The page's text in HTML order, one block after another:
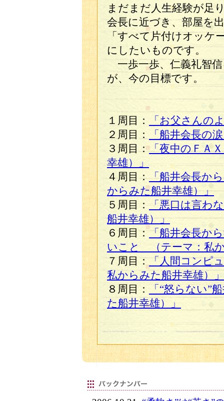
まだまだ人生経験が足
会長に近づき、部屋を
「すべて片付けオッケ
にしたいものです。
一歩一歩、仁義礼智
が、今の目標です。
１周目：
「お父さんの
２周目：
「船井会長の
３周目：「夜中のＦＡ
幸雄）」
４周目：
「船井会長か
からみた船井幸雄）」
５周目：
「悪口は言わ
船井幸雄）」
６周目： 「船井会長か
いこと （テーマ：私
７周目：
「人間コンピ
私からみた船井幸雄）」
８周目：
「“怒らない”
た船井幸雄）」